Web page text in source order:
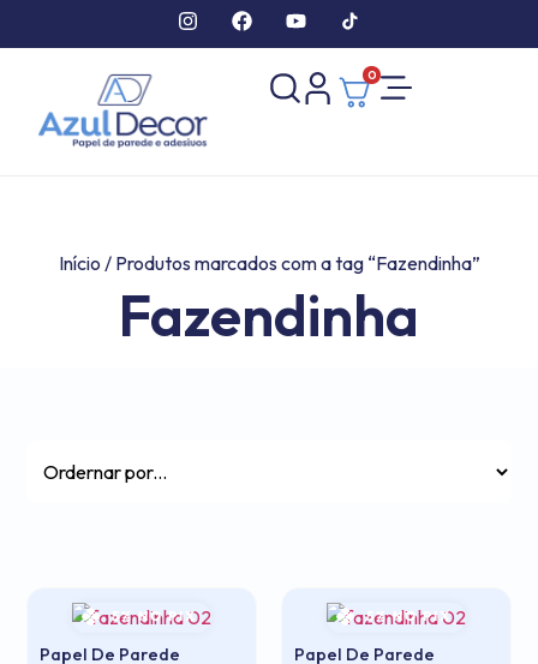
0
Início / Produtos marcados com a tag “Fazendinha”
Fazendinha
5% NO PIX
Papel De Parede
5% NO PIX
Papel De Parede